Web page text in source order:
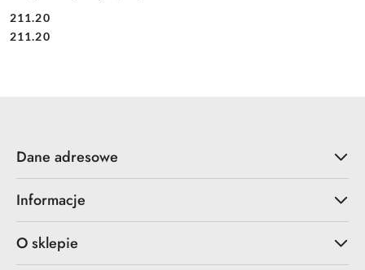
Cena:
211.20
Cena:
211.20
Dane adresowe
Informacje
O sklepie